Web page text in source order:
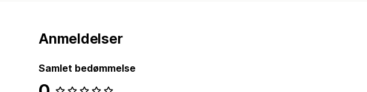
Anmeldelser
Samlet bedømmelse